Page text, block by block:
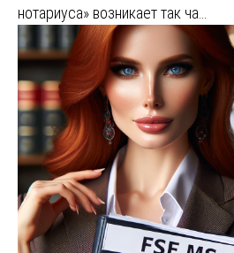
нотариуса» возникает так ча…